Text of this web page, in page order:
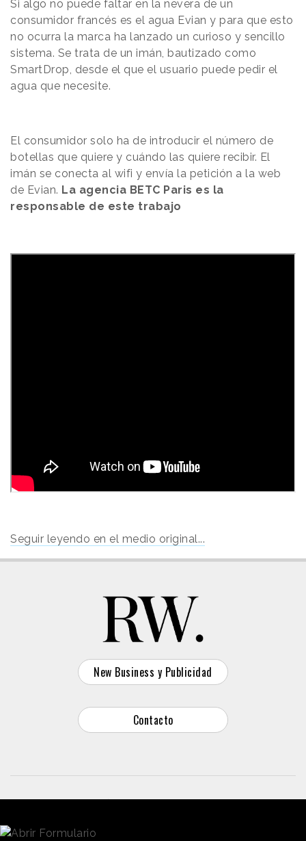
Si algo no puede faltar en la nevera de un
consumidor francés es el agua Evian y para que esto
no ocurra la marca ha lanzado un curioso y sencillo
sistema. Se trata de un imán, bautizado como
SmartDrop, desde el que el usuario puede pedir el
agua que necesite.
El consumidor solo ha de introducir el número de
botellas que quiere y cuándo las quiere recibir. El
imán se conecta al wifi y envía la petición a la web
de Evian. La agencia BETC Paris es la
responsable de este trabajo
Seguir leyendo en el medio original...
New Business y Publicidad
Contacto
Dirección: Calle Antonio Pirala 29. Madrid, 28017